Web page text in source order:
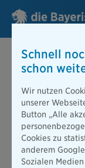
Schnell
schon
Wir nutzen
unserer
Button „Alle
Cookies zu
anderem
Sozialen